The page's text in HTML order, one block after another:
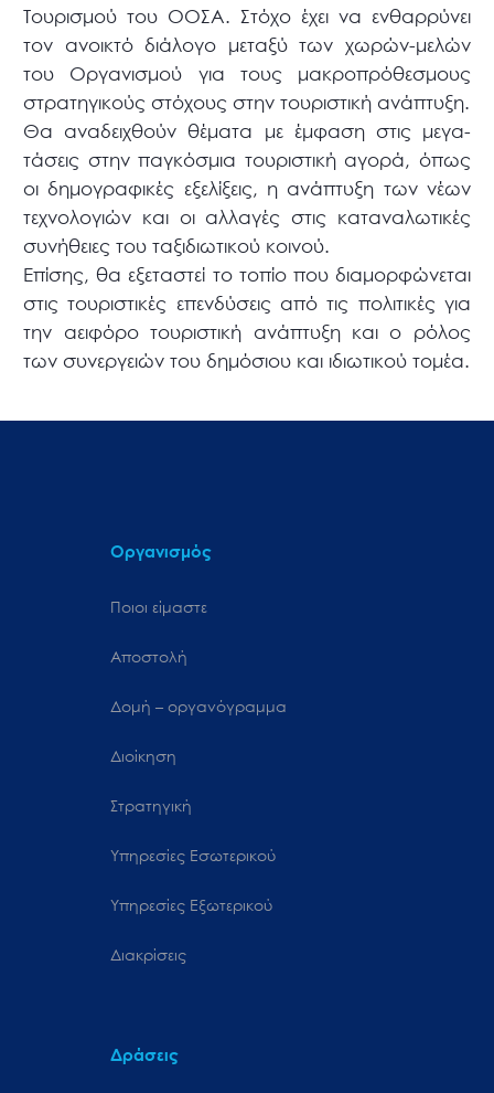
Τουρισμού του ΟΟΣΑ. Στόχο έχει να ενθαρρύνει
τον ανοικτό διάλογο μεταξύ των χωρών-μελών
του Οργανισμού για τους μακροπρόθεσμους
στρατηγικούς στόχους στην τουριστική ανάπτυξη.
Θα αναδειχθούν θέματα με έμφαση στις μεγα-
τάσεις στην παγκόσμια τουριστική αγορά, όπως
οι δημογραφικές εξελίξεις, η ανάπτυξη των νέων
τεχνολογιών και οι αλλαγές στις καταναλωτικές
συνήθειες του ταξιδιωτικού κοινού.
Επίσης, θα εξεταστεί το τοπίο που διαμορφώνεται
στις τουριστικές επενδύσεις από τις πολιτικές για
την αειφόρο τουριστική ανάπτυξη και ο ρόλος
των συνεργειών του δημόσιου και ιδιωτικού τομέα.
Οργανισμός
Ποιοι είμαστε
Αποστολή
Δομή – οργανόγραμμα
Διοίκηση
Στρατηγική
Υπηρεσίες Εσωτερικού
Υπηρεσίες Εξωτερικού
Διακρίσεις
Δράσεις